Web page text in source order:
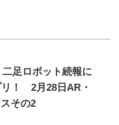
足ロボット続報に
！ 2月28日AR・
その2